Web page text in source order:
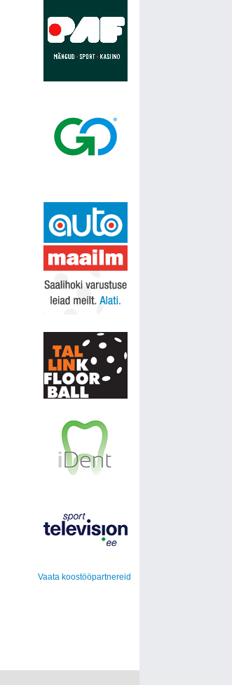
Vaata koostööpartnereid